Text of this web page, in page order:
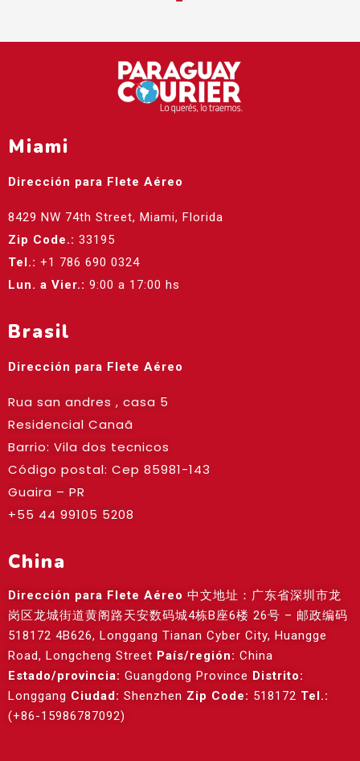
Miami
Dirección para Flete Aéreo
8429 NW 74th Street, Miami, Florida
Zip Code.: 33195
Tel.: +1 786 690 0324
Lun. a Vier.: 9:00 a 17:00 hs
Brasil
Dirección para Flete Aéreo
Rua san andres , casa 5
Residencial Canaã
Barrio: Vila dos tecnicos
Código postal: Cep 85981-143
Guaira – PR
+55 44 99105 5208
China
Dirección para Flete Aéreo 中文地址：广东省深圳市龙
岗区龙城街道黄阁路天安数码城4栋B座6楼 26号 – 邮政编码
518172 4B626, Longgang Tianan Cyber City, Huangge
Road, Longcheng Street País/región: China
Estado/provincia: Guangdong Province Distrito:
Longgang Ciudad: Shenzhen Zip Code: 518172 Tel.:
(+86-15986787092)